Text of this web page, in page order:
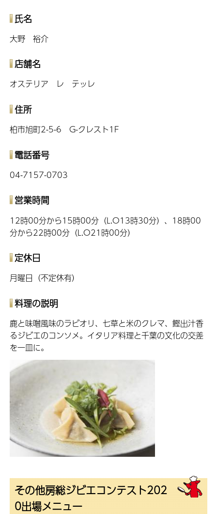
氏名
大野 裕介
店舗名
オステリア レ テッレ
住所
柏市旭町2-5-6 G-クレスト1F
電話番号
04-7157-0703
営業時間
12時00分から15時00分（L.O13時30分）、18時00
分から22時00分（L.O21時00分）
定休日
月曜日（不定休有）
料理の説明
鹿と味噌風味のラビオリ、七草と米のクレマ、鰹出汁香
るジビエのコンソメ。イタリア料理と千葉の文化の交差
を一皿に。
その他房総ジビエコンテスト202
0出場メニュー